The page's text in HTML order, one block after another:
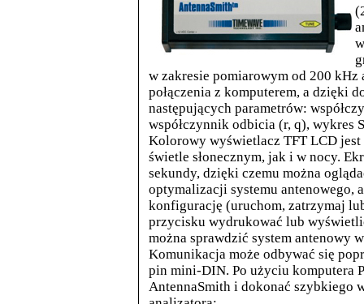
w zakresie pomiarowym od 200 kHz
połączenia z komputerem, a dzięki
następujących parametrów:
współczynnik odbicia (r, q), wykres
Kolorowy wyświetlacz TFT LCD
świetle słonecznym, jak i w nocy.
sekundy, dzięki czemu można
optymalizacji systemu antenowego,
konfigurację (uruchom, zatrzymaj
przycisku wydrukować lub
można sprawdzić system antenowy
Komunikacja może odbywać się
pin mini-DIN. Po użyciu komputera
AntennaSmith i dokonać szybkiego